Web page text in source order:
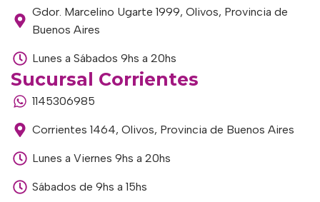
Gdor. Marcelino Ugarte 1999, Olivos, Provincia de
Buenos Aires
Lunes a Sábados 9hs a 20hs
Sucursal Corrientes
1145306985
Corrientes 1464, Olivos, Provincia de Buenos Aires
Lunes a Viernes 9hs a 20hs
Sábados de 9hs a 15hs